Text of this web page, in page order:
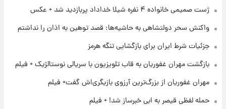
فال روزانه واقعی پنجشنبه ۱۵ مرداد ۱۴۰۵
۱ روز پیش
+ جدول
ژست صمیمی خانواده ۴ نفره شیلا خداداد پربازدید شد + عکس
واکنش سحر دولتشاهی به حاشیه‌ها: قصد توهین به اذان را نداشتم
جزئیات شرط ایران برای بازگشایی تنگه هرمز
بازگشت مهران غفوریان به قاب تلویزیون با سریالی نوستالژیک + فیلم
مهران غفوریان از بزرگ‌ترین آرزوی بازیگری‌اش گفت+ فیلم
حمله لفظی قیصر به ابی خبرساز شد! + فیلم